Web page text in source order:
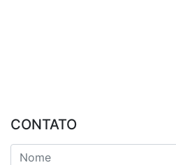
CONTATO